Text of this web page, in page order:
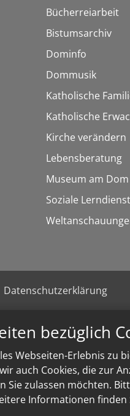
bezüglich
Webseiten-Erlebnis zu
auch Cookies, die zur
Sie zulassen möchten.
Informationen finden
Bücherreiarbeit
Bistumsarchiv
Dominfo
Dommusik
Katholische
Katholische
Kirche verändern
Lebensberatung
Museum am Dom
Soziale
Datenschutzerklärung